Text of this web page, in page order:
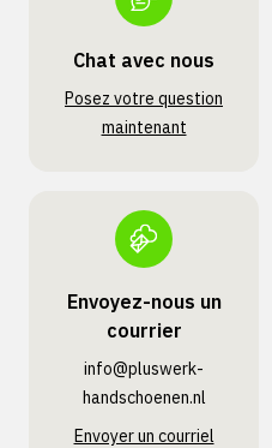
Chat avec nous
Posez votre question
maintenant
Envoyez-nous un
courrier
info@pluswerk­
handschoenen.nl
Envoyer un courriel